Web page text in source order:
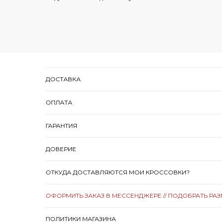
ДОСТАВКА
ОПЛАТА
ГАРАНТИЯ
ДОВЕРИЕ
ОТКУДА ДОСТАВЛЯЮТСЯ МОИ КРОССОВКИ?
ОФОРМИТЬ ЗАКАЗ В МЕССЕНДЖЕРЕ // ПОДОБРАТЬ
ПОЛИТИКИ МАГАЗИНА